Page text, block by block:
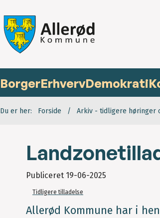
BorgerErhvervDemokrati
Du er her: Forside Arkiv - tidligere høringer
Publiceret 19-06-2025
Tidligere tilladelse
Allerød Kommune har i